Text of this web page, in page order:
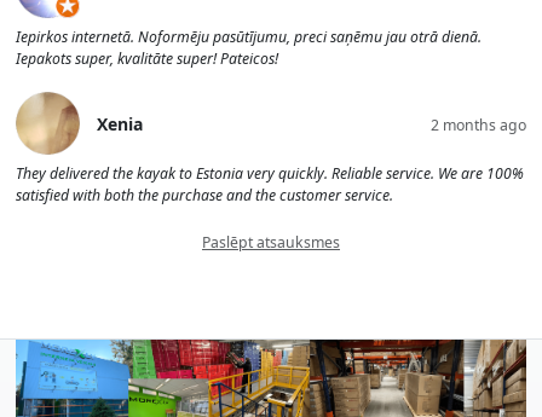
Iepirkos internetā. Noformēju pasūtījumu, preci saņēmu jau otrā dienā.
Iepakots super, kvalitāte super! Pateicos!
Xenia 2 months ago
They delivered the kayak to Estonia very quickly. Reliable service. We are 100%
satisfied with both the purchase and the customer service.
Paslēpt atsauksmes